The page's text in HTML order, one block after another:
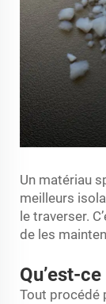
Un matériau
meilleurs
le traverser.
de les
Qu’est-
Tout procédé